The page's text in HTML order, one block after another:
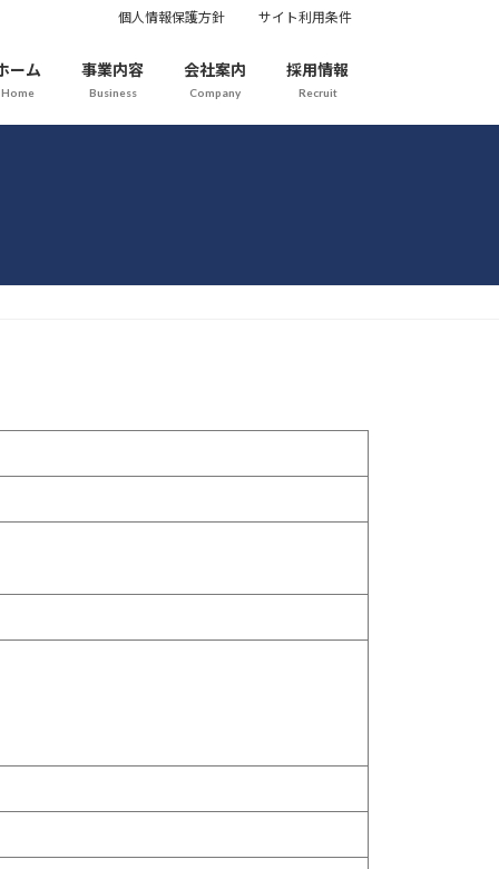
個人情報保護方針 サイト利用条件
ーム
Home
事業内容
Business
会社案内
Company
採用情報
Recruit